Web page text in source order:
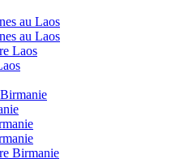
au Laos
au Laos
Laos
Birmanie